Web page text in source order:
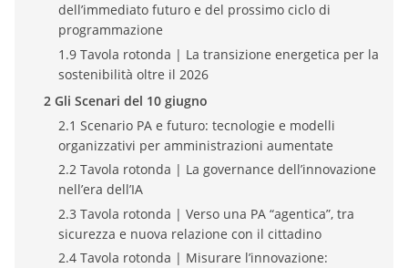
dell’immediato futuro e del prossimo ciclo di
programmazione
1.9 Tavola rotonda | La transizione energetica per la
sostenibilità oltre il 2026
2 Gli Scenari del 10 giugno
2.1 Scenario PA e futuro: tecnologie e modelli
organizzativi per amministrazioni aumentate
2.2 Tavola rotonda | La governance dell’innovazione
nell’era dell’IA
2.3 Tavola rotonda | Verso una PA “agentica”, tra
sicurezza e nuova relazione con il cittadino
2.4 Tavola rotonda | Misurare l’innovazione: